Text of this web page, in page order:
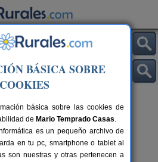
de Villagonzalo
BÁSICA SOBRE
COOKIES
básica sobre las cookies de
de Mario Temprado Casas.
es un pequeño archivo de
en tu pc, smartphone o tablet al
son nuestras y otras pertenecen a